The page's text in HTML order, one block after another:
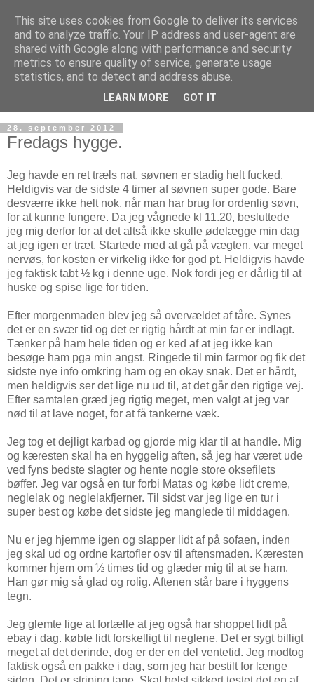
28. september 2012
Fredags hygge.
Jeg havde en ret træls nat, søvnen er stadig helt fucked.
Heldigvis var de sidste 4 timer af søvnen super gode. Bare
desværre ikke helt nok, når man har brug for ordenlig søvn,
for at kunne fungere. Da jeg vågnede kl 11.20, besluttede
jeg mig derfor for at det altså ikke skulle ødelægge min dag
at jeg igen er træt. Startede med at gå på vægten, var meget
nervøs, for kosten er virkelig ikke for god pt. Heldigvis havde
jeg faktisk tabt ½ kg i denne uge. Nok fordi jeg er dårlig til at
huske og spise lige for tiden.
Efter morgenmaden blev jeg så overvældet af tåre. Synes
det er en svær tid og det er rigtig hårdt at min far er indlagt.
Tænker på ham hele tiden og er ked af at jeg ikke kan
besøge ham pga min angst. Ringede til min farmor og fik det
sidste nye info omkring ham og en okay snak. Det er hårdt,
men heldigvis ser det lige nu ud til, at det går den rigtige vej.
Efter samtalen græd jeg rigtig meget, men valgt at jeg var
nød til at lave noget, for at få tankerne væk.
Jeg tog et dejligt karbad og gjorde mig klar til at handle. Mig
og kæresten skal ha en hyggelig aften, så jeg har været ude
ved fyns bedste slagter og hente nogle store oksefilets
bøffer. Jeg var også en tur forbi Matas og købe lidt creme,
neglelak og neglelakfjerner. Til sidst var jeg lige en tur i
super best og købe det sidste jeg manglede til middagen.
Nu er jeg hjemme igen og slapper lidt af på sofaen, inden
jeg skal ud og ordne kartofler osv til aftensmaden. Kæresten
kommer hjem om ½ times tid og glæder mig til at se ham.
Han gør mig så glad og rolig. Aftenen står bare i hyggens
tegn.
Jeg glemte lige at fortælle at jeg også har shoppet lidt på
ebay i dag. købte lidt forskelligt til neglene. Det er sygt billigt
meget af det derinde, dog er der en del ventetid. Jeg modtog
faktisk også en pakke i dag, som jeg har bestilt for længe
This site uses cookies from Google to deliver its services
and to analyze traffic. Your IP address and user-agent are
shared with Google along with performance and security
metrics to ensure quality of service, generate usage
statistics, and to detect and address abuse.
LEARN MORE GOT IT